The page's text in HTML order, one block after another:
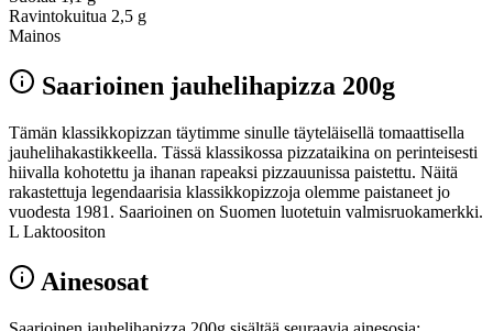
Ravintokuitua 2,5 g
Mainos
Saarioinen jauhelihapizza 200g
Tämän klassikkopizzan täytimme sinulle täyteläisellä tomaattisella
jauhelihakastikkeella. Tässä klassikossa pizzataikina on perinteisesti
hiivalla kohotettu ja ihanan rapeaksi pizzauunissa paistettu. Näitä
rakastettuja legendaarisia klassikkopizzoja olemme paistaneet jo
vuodesta 1981. Saarioinen on Suomen luotetuin valmisruokamerkki.
L Laktoositon
Ainesosat